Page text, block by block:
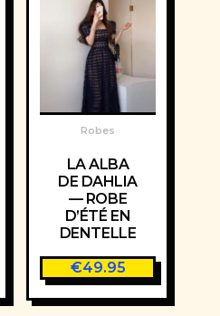
Robes
LA ALBA
DE DAHLIA
— ROBE
D’ÉTÉ EN
DENTELLE
€49.95